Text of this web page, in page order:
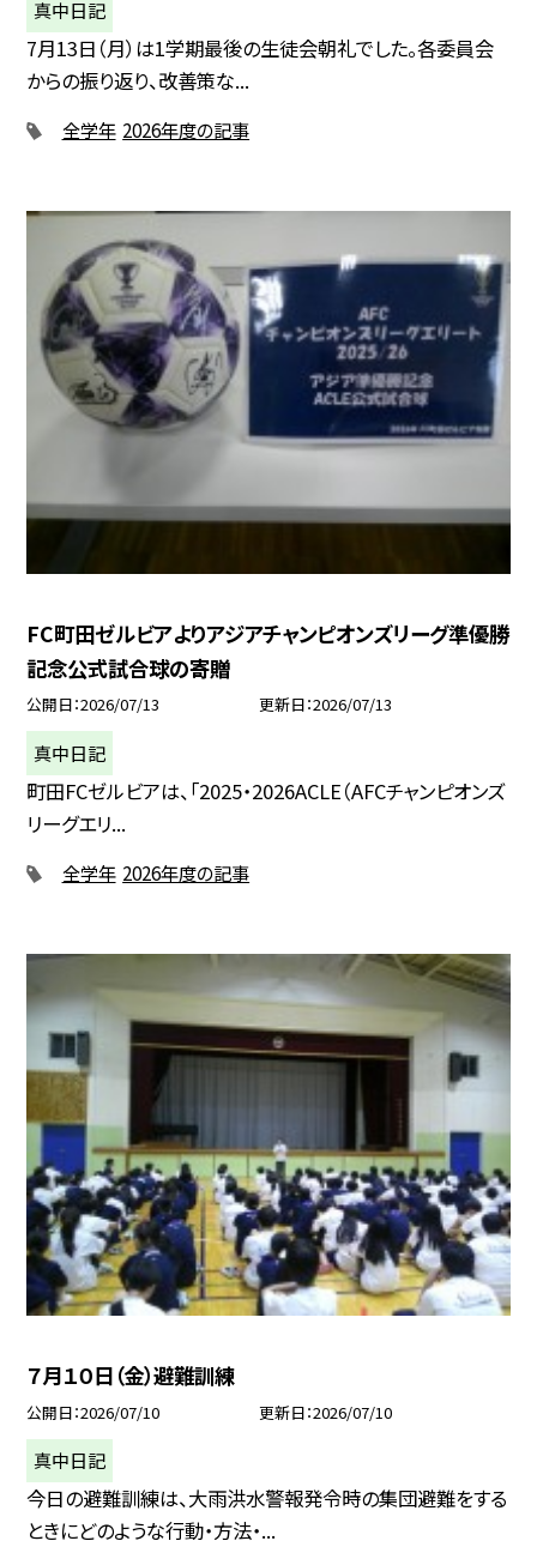
真中日記
7月13日（月）は1学期最後の生徒会朝礼でした。各委員会
からの振り返り、改善策な...
全学年 2026年度の記事
FC町田ゼルビアよりアジアチャンピオンズリーグ準優勝
記念公式試合球の寄贈
公開日 2026/07/13 更新日 2026/07/13
真中日記
町田FCゼルビアは、「2025・2026ACLE（AFCチャンピオンズ
リーグエリ...
全学年 2026年度の記事
７月１０日（金）避難訓練
公開日 2026/07/10 更新日 2026/07/10
真中日記
今日の避難訓練は、大雨洪水警報発令時の集団避難をする
ときにどのような行動・方法・...